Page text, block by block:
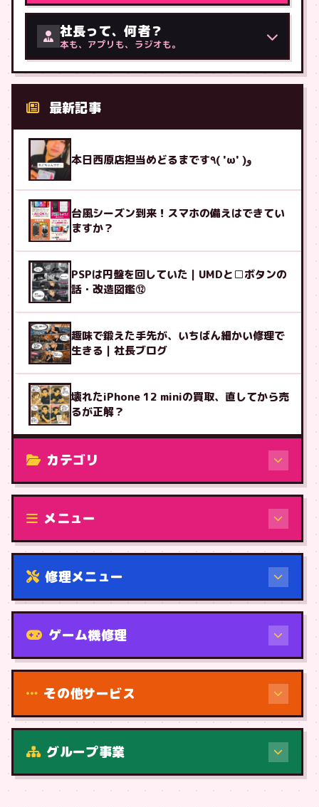
社長って、何者？
本も、アプリも、ラジオも。
最新記事
本日西原店担当めどるまです٩( 'ω' )و
台風シーズン到来！スマホの備えはできてい
ますか？
PSPは円盤を回していた｜UMDと□ボタンの
話・改造図鑑⑫
趣味で鍛えた手先が、いちばん細かい修理で
生きる｜社長ブログ
壊れたiPhone 12 miniの買取、直してから売
るが正解？
カテゴリ
修理（機種から）
メニュー
修理メニュー
機種から
ゲーム機修理
その他サービス
グループ事業